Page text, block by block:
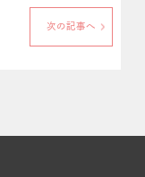
次の記事へ